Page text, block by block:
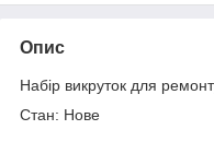
Опис
Набір викруток для
Стан: Нове